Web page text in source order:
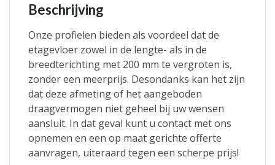
Beschrijving
Onze profielen bieden als voordeel dat de
etagevloer zowel in de lengte- als in de
breedterichting met 200 mm te vergroten is,
zonder een meerprijs. Desondanks kan het zijn
dat deze afmeting of het aangeboden
draagvermogen niet geheel bij uw wensen
aansluit. In dat geval kunt u contact met ons
opnemen en een op maat gerichte offerte
aanvragen, uiteraard tegen een scherpe prijs!